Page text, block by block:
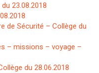
23.08.2018
de Sécurité – Collège du
– missions – voyage –
du 28.06.2018